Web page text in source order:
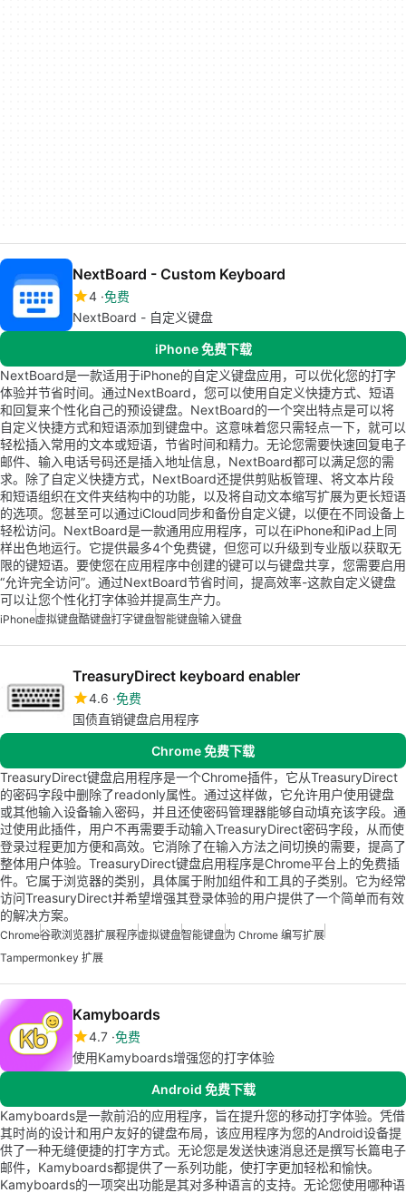
NextBoard - Custom Keyboard
4 免费
NextBoard - 自定义键盘
iPhone 免费下载
NextBoard是一款适用于iPhone的自定义键盘应用，可以优化您的打字
体验并节省时间。通过NextBoard，您可以使用自定义快捷方式、短语
和回复来个性化自己的预设键盘。NextBoard的一个突出特点是可以将
自定义快捷方式和短语添加到键盘中。这意味着您只需轻点一下，就可以
轻松插入常用的文本或短语，节省时间和精力。无论您需要快速回复电子
邮件、输入电话号码还是插入地址信息，NextBoard都可以满足您的需
求。除了自定义快捷方式，NextBoard还提供剪贴板管理、将文本片段
和短语组织在文件夹结构中的功能，以及将自动文本缩写扩展为更长短语
的选项。您甚至可以通过iCloud同步和备份自定义键，以便在不同设备上
轻松访问。NextBoard是一款通用应用程序，可以在iPhone和iPad上同
样出色地运行。它提供最多4个免费键，但您可以升级到专业版以获取无
限的键短语。要使您在应用程序中创建的键可以与键盘共享，您需要启用
“允许完全访问”。通过NextBoard节省时间，提高效率-这款自定义键盘
可以让您个性化打字体验并提高生产力。
iPhone虚拟键盘酷键盘打字键盘智能键盘输入键盘
TreasuryDirect keyboard enabler
4.6 免费
国债直销键盘启用程序
Chrome 免费下载
TreasuryDirect键盘启用程序是一个Chrome插件，它从TreasuryDirect
的密码字段中删除了readonly属性。通过这样做，它允许用户使用键盘
或其他输入设备输入密码，并且还使密码管理器能够自动填充该字段。通
过使用此插件，用户不再需要手动输入TreasuryDirect密码字段，从而使
登录过程更加方便和高效。它消除了在输入方法之间切换的需要，提高了
整体用户体验。TreasuryDirect键盘启用程序是Chrome平台上的免费插
件。它属于浏览器的类别，具体属于附加组件和工具的子类别。它为经常
访问TreasuryDirect并希望增强其登录体验的用户提供了一个简单而有效
的解决方案。
Chrome谷歌浏览器扩展程序虚拟键盘智能键盘为 Chrome 编写扩展
Tampermonkey 扩展
Kamyboards
4.7 免费
使用Kamyboards增强您的打字体验
Android 免费下载
Kamyboards是一款前沿的应用程序，旨在提升您的移动打字体验。凭借
其时尚的设计和用户友好的键盘布局，该应用程序为您的Android设备提
供了一种无缝便捷的打字方式。无论您是发送快速消息还是撰写长篇电子
邮件，Kamyboards都提供了一系列功能，使打字更加轻松和愉快。
Kamyboards的一项突出功能是其对多种语言的支持。无论您使用哪种语